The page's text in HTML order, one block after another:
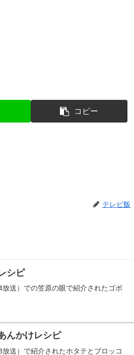
コピー
テレビ飯
シピ
送）での笠原の眼で紹介されたゴボ
んかけレシピ
送）で紹介されたホタテとブロッコ